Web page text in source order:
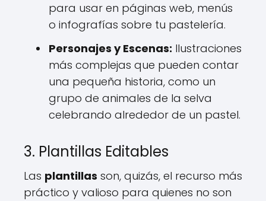
para usar en páginas web, menús
o infografías sobre tu pastelería.
Personajes y Escenas: Ilustraciones
más complejas que pueden contar
una pequeña historia, como un
grupo de animales de la selva
celebrando alrededor de un pastel.
3. Plantillas Editables
Las plantillas son, quizás, el recurso más
práctico y valioso para quienes no son